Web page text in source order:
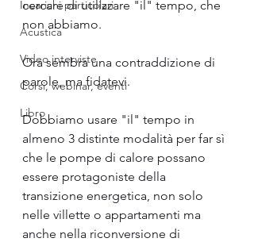
Incarichi particolari
Acustica
Video interviste
Corsi, webinar, eventi
Libro
cercare di utilizzare "il" tempo, che
non abbiamo.
Ora sembra una contraddizione di
parole, ma fidatevi.
Dobbiamo usare "il" tempo in
almeno 3 distinte modalità per far sì
che le pompe di calore possano
essere protagoniste della
transizione energetica, non solo
nelle villette o appartamenti ma
anche nella riconversione di